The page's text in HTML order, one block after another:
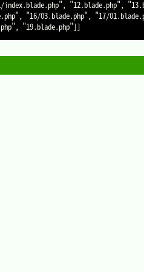
"12.blade.php",
"16/03.blade.php", "17/